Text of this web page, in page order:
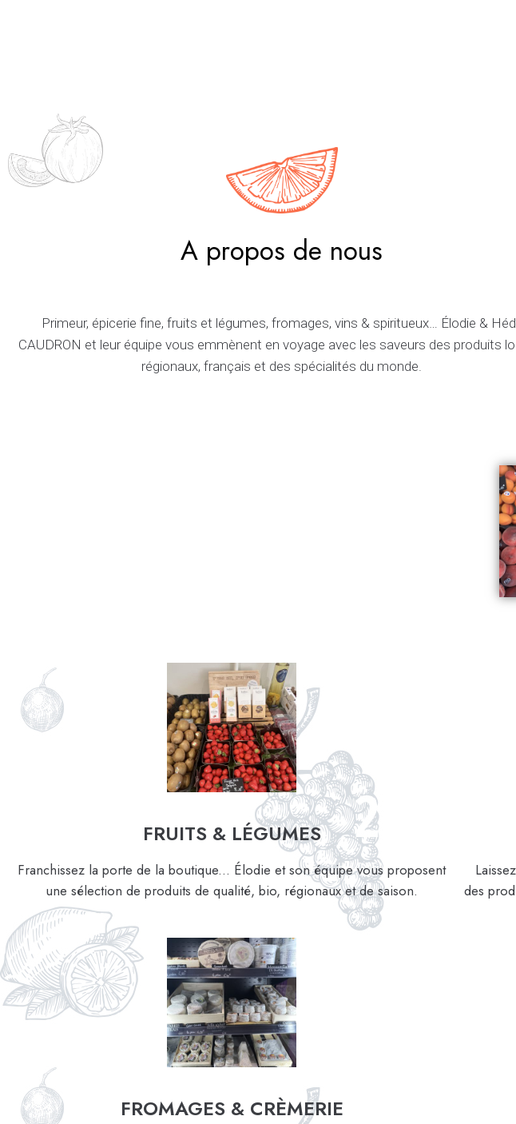
A propos de nous
Primeur, épicerie fine, fruits et légumes, fromages, vins & spiritueux… Élodie &
CAUDRON et leur équipe vous emmènent en voyage avec les saveurs des produits
régionaux, français et des spécialités du monde.
FRUITS & LÉGUMES
Franchissez la porte de la boutique... Élodie et son équipe vous proposent
une sélection de produits de qualité, bio, régionaux et de saison.
des
FROMAGES & CRÈMERIE